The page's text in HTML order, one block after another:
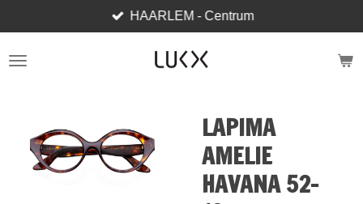
direct
naar
HAARLEM - Centrum
LAPIMA
AMELIE
HAVANA 52-